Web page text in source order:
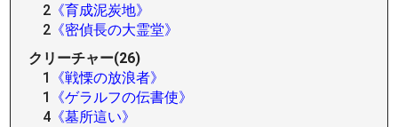
2 《育成泥炭地》
2 《密偵長の大霊堂》
クリーチャー(26)
1
《戦慄の放浪者》
1
《ゲラルフの伝書使》
4 《墓所這い》